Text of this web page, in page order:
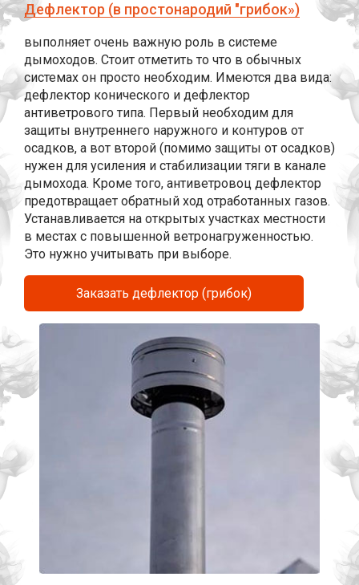
Дефлектор (в простонародий "грибок»)
выполняет очень важную роль в системе
дымоходов. Стоит отметить то что в обычных
системах он просто необходим. Имеются два вида:
дефлектор конического и дефлектор
антиветрового типа. Первый необходим для
защиты внутреннего наружного и контуров от
осадков, а вот второй (помимо защиты от осадков)
нужен для усиления и стабилизации тяги в канале
дымохода. Кроме того, антиветровоц дефлектор
предотвращает обратный ход отработанных газов.
Устанавливается на открытых участках местности
в местах с повышенной ветронагруженностью.
Это нужно учитывать при выборе.
Заказать дефлектор (грибок)